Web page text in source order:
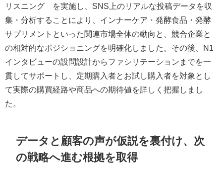
リスニング®を実施し、SNS上のリアルな投稿データを収
集・分析することにより、インナーケア・発酵食品・発酵
サプリメントといった関連市場全体の動向と、競合企業と
の相対的なポジショニングを明確化しました。その後、N1
インタビューの設問設計からファシリテーションまでを一
貫してサポートし、定期購入者とお試し購入者を対象とし
て実際の購買経路や商品への期待値を詳しく把握しまし
た。
データと顧客の声が仮説を裏付け、次
の戦略へ進む根拠を取得